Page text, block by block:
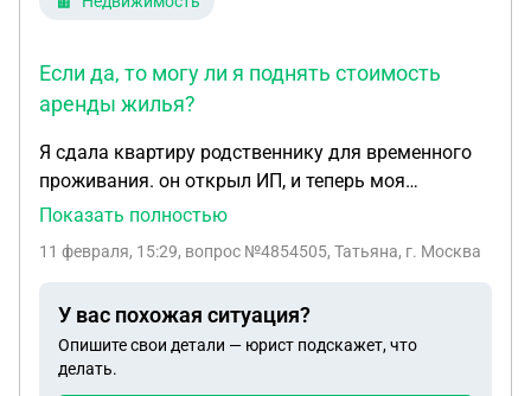
Если да, то могу ли я поднять стоимость
аренды жилья?
Я сдала квартиру родственнику для временного
проживания. он открыл ИП, и теперь моя
квартира превратилась в склад продукции. (Он
перепродает). В квартире установил два
аренды для проживания. Выходит что он за
мизерную аренду , экономит на снятие офиса.
Имеет ли он право без моего согласия
Показать полностью
11 февраля, 15:29, вопрос №4854505, Татьяна, г. Москва
У вас похожая ситуация?
Опишите свои детали — юрист подскажет, что
делать.